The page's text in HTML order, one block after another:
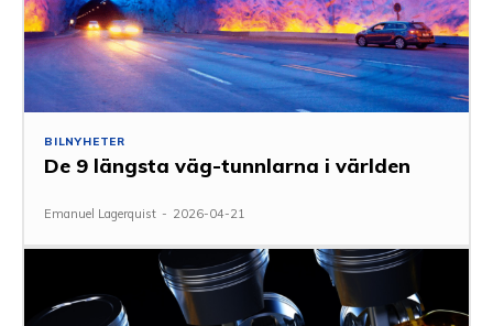
BILNYHETER
De 9 längsta väg-tunnlarna i världen
Emanuel Lagerquist - 2026-04-21